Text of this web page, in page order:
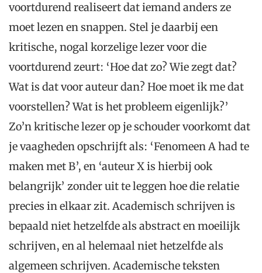
voortdurend realiseert dat iemand anders ze
moet lezen en snappen. Stel je daarbij een
kritische, nogal korzelige lezer voor die
voortdurend zeurt: ‘Hoe dat zo? Wie zegt dat?
Wat is dat voor auteur dan? Hoe moet ik me dat
voorstellen? Wat is het probleem eigenlijk?’
Zo’n kritische lezer op je schouder voorkomt dat
je vaagheden opschrijft als: ‘Fenomeen A had te
maken met B’, en ‘auteur X is hierbij ook
belangrijk’ zonder uit te leggen hoe die relatie
precies in elkaar zit. Academisch schrijven is
bepaald niet hetzelfde als abstract en moeilijk
schrijven, en al helemaal niet hetzelfde als
algemeen schrijven. Academische teksten